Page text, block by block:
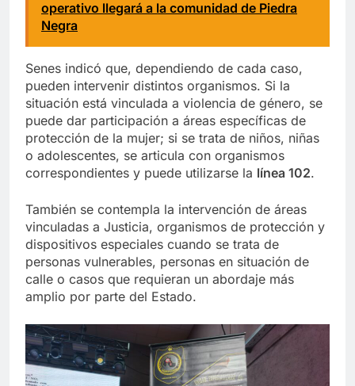
operativo llegará a la comunidad de Piedra
Negra
Senes indicó que, dependiendo de cada caso,
pueden intervenir distintos organismos. Si la
situación está vinculada a violencia de género, se
puede dar participación a áreas específicas de
protección de la mujer; si se trata de niños, niñas
o adolescentes, se articula con organismos
correspondientes y puede utilizarse la línea 102.
También se contempla la intervención de áreas
vinculadas a Justicia, organismos de protección y
dispositivos especiales cuando se trata de
personas vulnerables, personas en situación de
calle o casos que requieran un abordaje más
amplio por parte del Estado.